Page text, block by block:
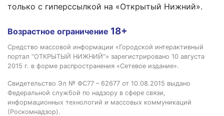
только с гиперссылкой на «Открытый Нижний».
Возрастное ограничение 18+
Средство массовой информации «Городской интерактивный
портал “ОТКРЫТЫЙ НИЖНИЙ”» зарегистрировано 10 августа
2015 г. в форме распространения «Сетевое издание».
Свидетельство Эл № ФС77 – 62677 от 10.08.2015 выдано
Федеральной службой по надзору в сфере связи,
информационных технологий и массовых коммуникаций
(Роскомнадзор).